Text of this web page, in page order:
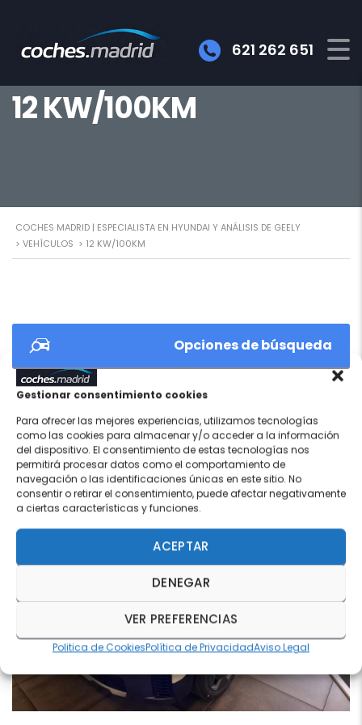
Gestionar consentimiento cookies
Para ofrecer las mejores experiencias, utilizamos tecnologías
como las cookies para almacenar y/o acceder a la información
del dispositivo. El consentimiento de estas tecnologías nos
permitirá procesar datos como el comportamiento de
navegación o las identificaciones únicas en este sitio. No
consentir o retirar el consentimiento, puede afectar negativamente
a ciertas características y funciones.
ACEPTAR
DENEGAR
VER PREFERENCIAS
Politica de CookiesPolítica de PrivacidadAviso Legal
621 262 651
12 KW/100KM
COCHES MADRID | ESPECIALISTA EN HYUNDAI Y ANÁLISIS DE GEELY
> VEHÍCULOS > 12 KW/100KM
Opciones de búsqueda